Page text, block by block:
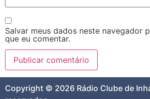
Salvar meus dados neste navegador
que eu comentar.
Copyright © 2026 Rádio Clube de